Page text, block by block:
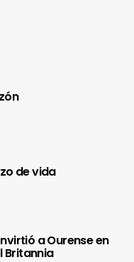
de vida
a Ourense en
Britannia